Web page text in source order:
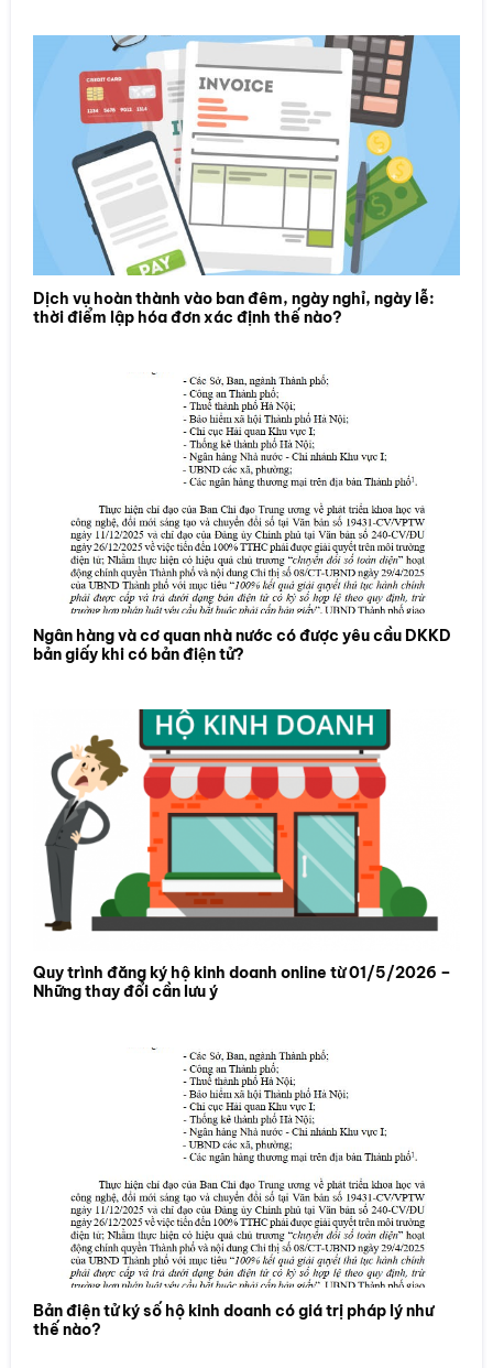
Dịch vụ hoàn thành vào ban đêm, ngày nghỉ, ngày lễ:
thời điểm lập hóa đơn xác định thế nào?
Ngân hàng và cơ quan nhà nước có được yêu cầu DKKD
bản giấy khi có bản điện tử?
Quy trình đăng ký hộ kinh doanh online từ 01/5/2026 –
Những thay đổi cần lưu ý
Bản điện tử ký số hộ kinh doanh có giá trị pháp lý như
thế nào?